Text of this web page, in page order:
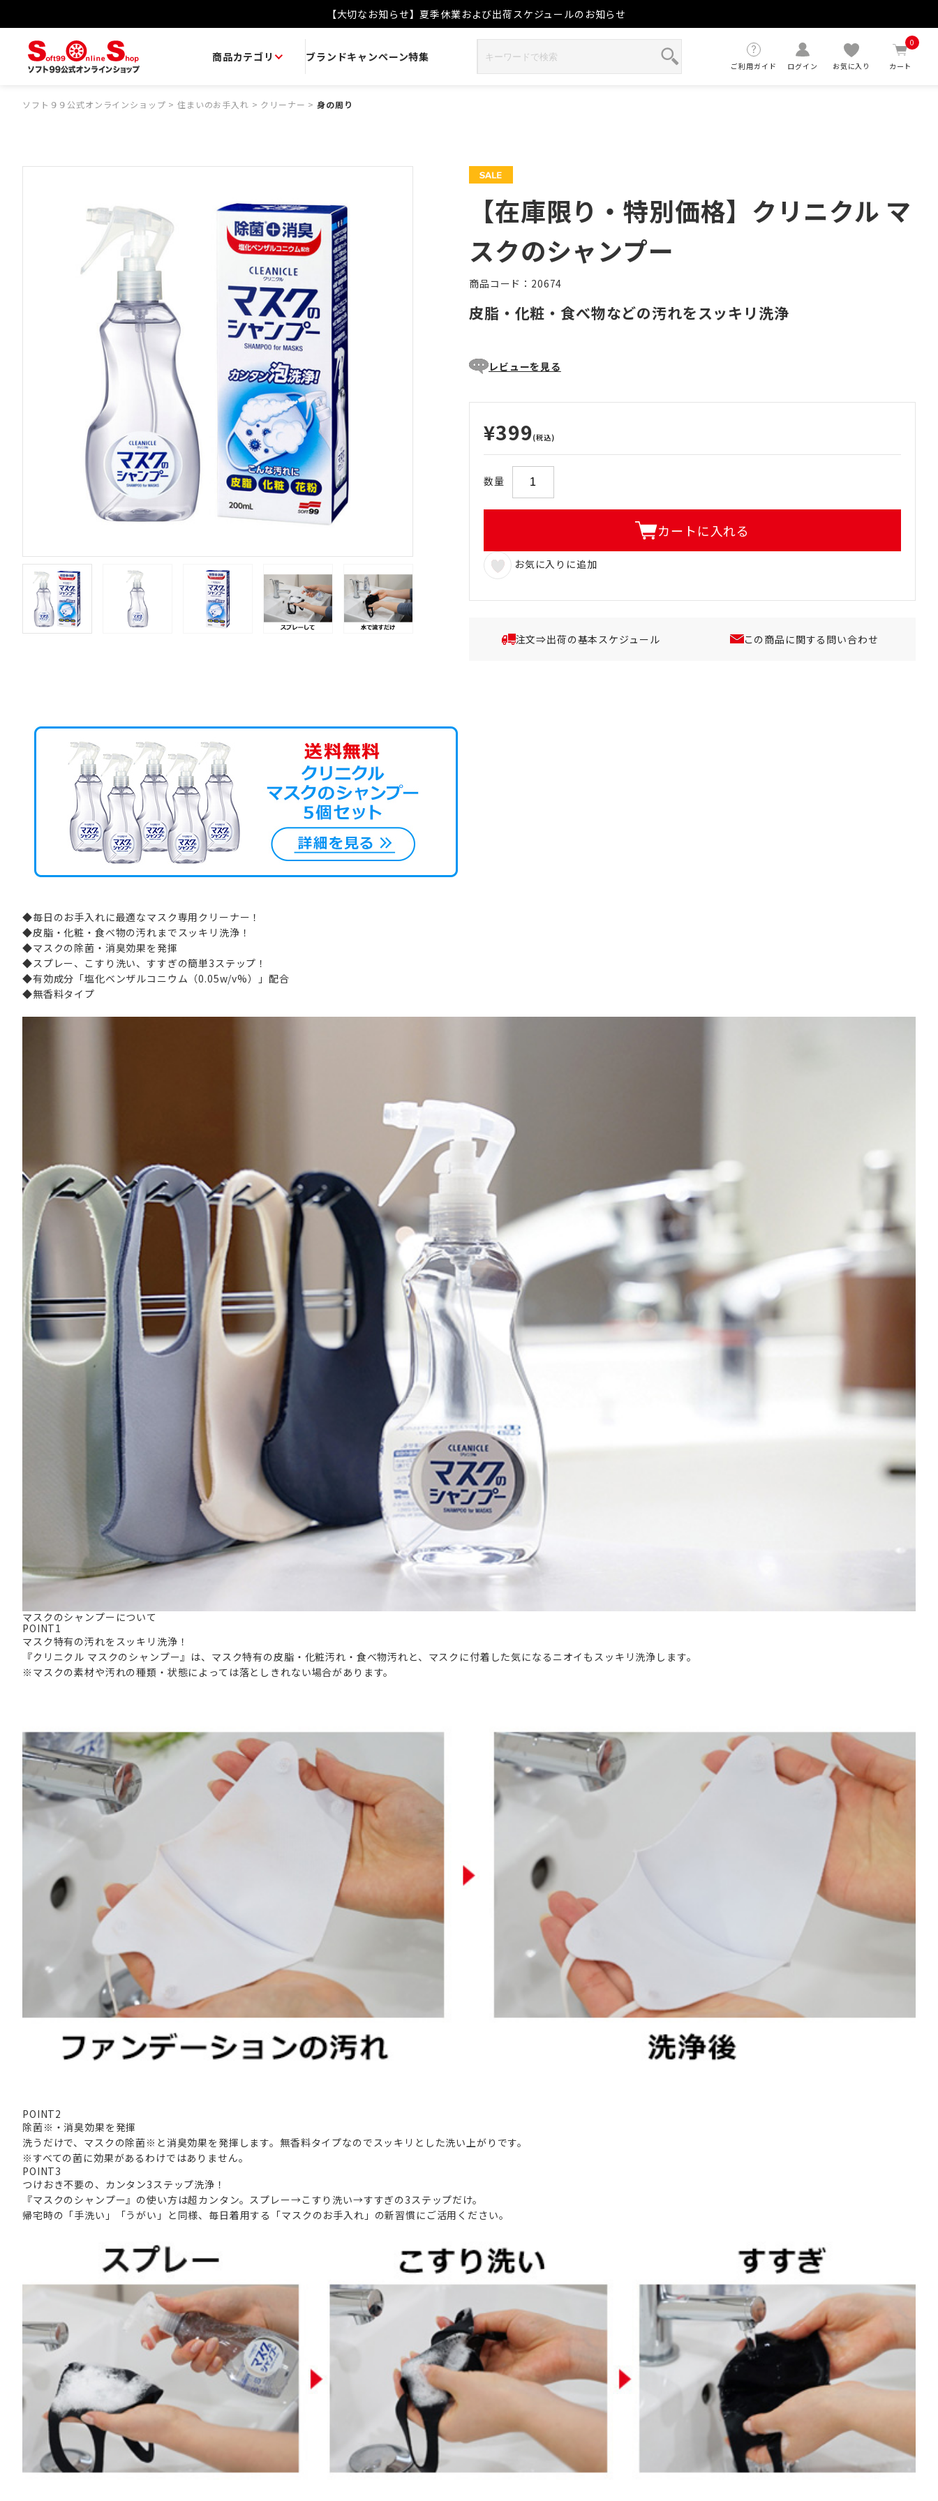
【大切なお知らせ】夏季休業および出荷スケジュールのお知らせ
商品カテゴリ ブランドキャンペーン特集
ご利用ガイド ログイン お気に入り カート
0
ソフト９９公式オンラインショップ > 住まいのお手入れ > クリーナー > 身の周り
【在庫限り・特別価格】クリニクル マ
スクのシャンプー
商品コード：20674
皮脂・化粧・食べ物などの汚れをスッキリ洗浄
レビューを見る
¥399(税込)
数量
カートに入れる
お気に入りに追加
注文⇒出荷の基本スケジュール この商品に関する問い合わせ
◆毎日のお手入れに最適なマスク専用クリーナー！
◆皮脂・化粧・食べ物の汚れまでスッキリ洗浄！
◆マスクの除菌・消臭効果を発揮
◆スプレー、こすり洗い、すすぎの簡単3ステップ！
◆有効成分「塩化ベンザルコニウム（0.05w/v%）」配合
◆無香料タイプ
マスクのシャンプーについて
POINT1
マスク特有の汚れをスッキリ洗浄！
『クリニクル マスクのシャンプー』は、マスク特有の皮脂・化粧汚れ・食べ物汚れと、マスクに付着した気になるニオイもスッキリ洗浄します。
※マスクの素材や汚れの種類・状態によっては落としきれない場合があります。
POINT2
除菌※・消臭効果を発揮
洗うだけで、マスクの除菌※と消臭効果を発揮します。無香料タイプなのでスッキリとした洗い上がりです。
※すべての菌に効果があるわけではありません。
POINT3
つけおき不要の、カンタン3ステップ洗浄！
『マスクのシャンプー』の使い方は超カンタン。スプレー→こすり洗い→すすぎの3ステップだけ。
帰宅時の「手洗い」「うがい」と同様、毎日着用する「マスクのお手入れ」の新習慣にご活用ください。